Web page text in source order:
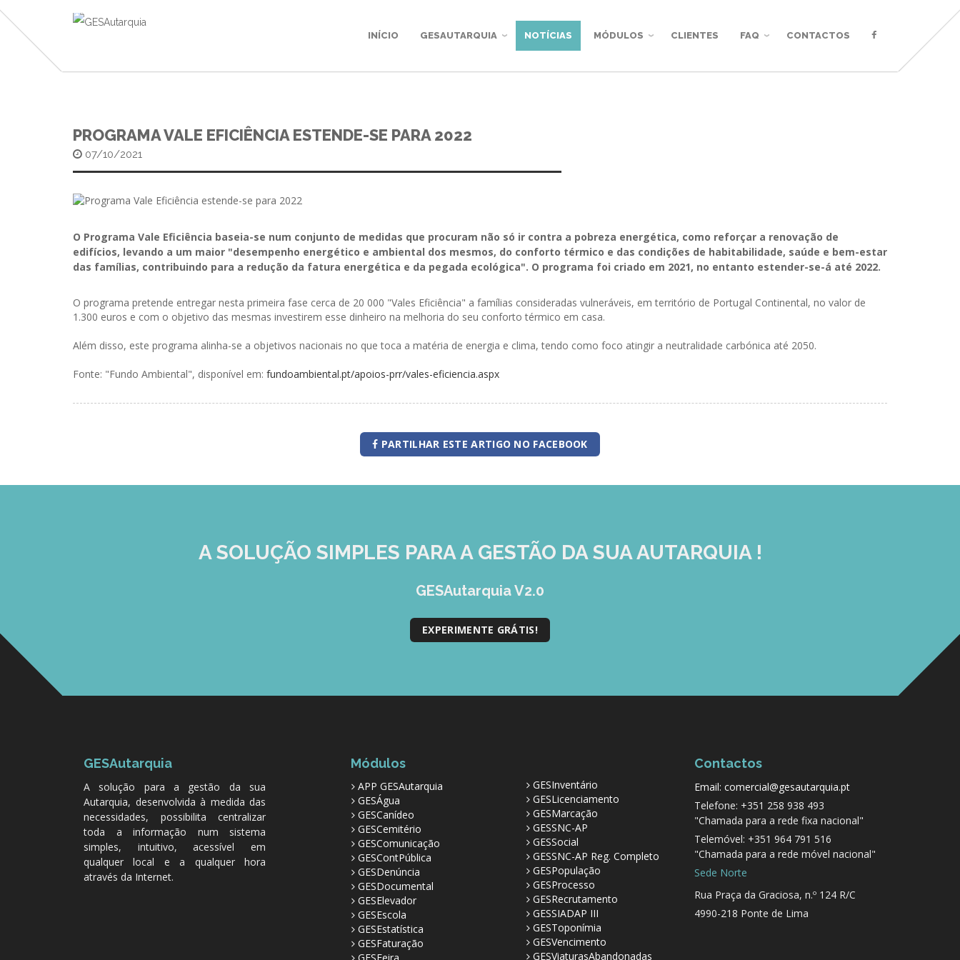
INÍCIO GESAUTARQUIA NOTÍCIAS MÓDULOS CLIENTES FAQ CONTACTOS
PROGRAMA VALE EFICIÊNCIA ESTENDE-SE PARA 2022
07/10/2021
O Programa Vale Eficiência baseia-se num conjunto de medidas que procuram não só ir contra a pobreza energética, como reforçar a renovação de
edifícios, levando a um maior "desempenho energético e ambiental dos mesmos, do conforto térmico e das condições de habitabilidade, saúde e bem-estar
das famílias, contribuindo para a redução da fatura energética e da pegada ecológica". O programa foi criado em 2021, no entanto estender-se-á até 2022.
O programa pretende entregar nesta primeira fase cerca de 20 000 "Vales Eficiência" a famílias consideradas vulneráveis, em território de Portugal Continental, no valor de
1.300 euros e com o objetivo das mesmas investirem esse dinheiro na melhoria do seu conforto térmico em casa.
Além disso, este programa alinha-se a objetivos nacionais no que toca a matéria de energia e clima, tendo como foco atingir a neutralidade carbónica até 2050.
Fonte: "Fundo Ambiental", disponível em: fundoambiental.pt/apoios-prr/vales-eficiencia.aspx
PARTILHAR ESTE ARTIGO NO FACEBOOK
A SOLUÇÃO SIMPLES PARA A GESTÃO DA SUA AUTARQUIA !
GESAutarquia V2.0
EXPERIMENTE GRÁTIS!
GESAutarquia
A solução para a gestão da sua
Autarquia, desenvolvida à medida das
necessidades, possibilita centralizar
toda a informação num sistema
simples, intuitivo, acessível em
qualquer local e a qualquer hora
através da Internet.
Módulos
APP GESAutarquia
GESÁgua
GESCanídeo
GESCemitério
GESComunicação
GESContPública
GESDenúncia
GESDocumental
GESElevador
GESEscola
GESEstatística
GESFaturação
GESInventário
GESLicenciamento
GESMarcação
GESSNC-AP
GESSocial
GESSNC-AP Reg. Completo
GESPopulação
GESProcesso
GESRecrutamento
GESSIADAP III
GESToponímia
GESVencimento
GESViaturasAbandonadas
Contactos
Email: comercial@gesautarquia.pt
Telefone: +351 258 938 493
"Chamada para a rede fixa nacional"
Telemóvel: +351 964 791 516
"Chamada para a rede móvel nacional"
Sede Norte
Rua Praça da Graciosa, n.º 124 R/C
4990-218 Ponte de Lima